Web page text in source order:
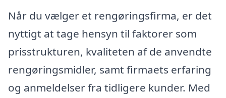
Når du vælger et rengøringsfirma, er det
nyttigt at tage hensyn til faktorer som
prisstrukturen, kvaliteten af de anvendte
rengøringsmidler, samt firmaets erfaring
og anmeldelser fra tidligere kunder. Med